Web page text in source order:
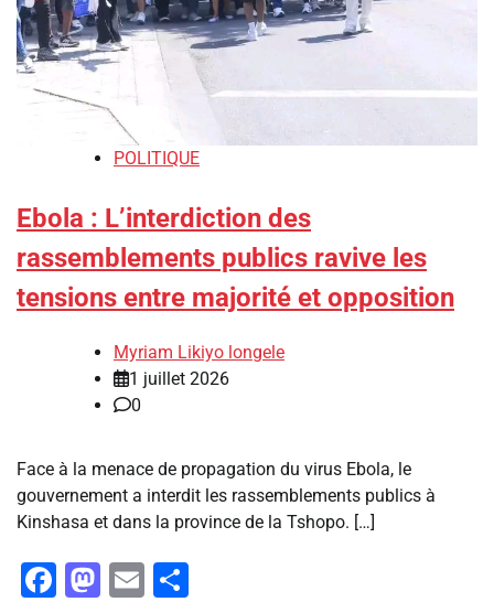
POLITIQUE
Ebola : L’interdiction des
rassemblements publics ravive les
tensions entre majorité et opposition
Myriam Likiyo longele
1 juillet 2026
0
Face à la menace de propagation du virus Ebola, le
gouvernement a interdit les rassemblements publics à
Kinshasa et dans la province de la Tshopo. […]
Facebook
Mastodon
Email